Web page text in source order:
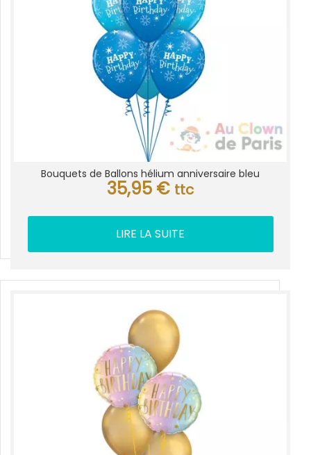
Bouquets de Ballons hélium anniversaire bleu
35,95 € ttc
LIRE LA SUITE